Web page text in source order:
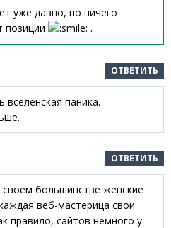
уже давно, но ничего
позиции
.
ОТВЕТИТЬ
вселенская паника.
ОТВЕТИТЬ
большинстве женские
веб-мастерица свои
правило, сайтов немного у